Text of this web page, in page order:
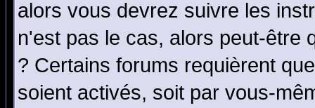
alors vous devrez suivre les
n'est pas le cas, alors peut-être
? Certains forums requièrent
soient activés, soit par vous-